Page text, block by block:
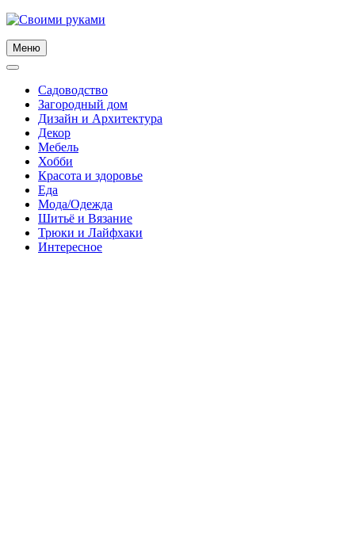
Skip
content
Меню
Садоводство
Загородный дом
Дизайн и Архитектура
Декор
Мебель
Хобби
Красота и здоровье
Еда
Мода/Одежда
Шитьё и Вязание
Трюки и Лайфхаки
Интересное